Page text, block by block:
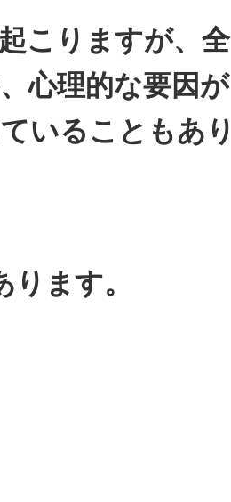
こりますが、全
心理的な要因が
いることもあり
ます。